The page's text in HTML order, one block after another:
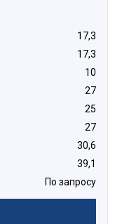
17,3
17,3
10
27
25
27
30,6
39,1
По запросу